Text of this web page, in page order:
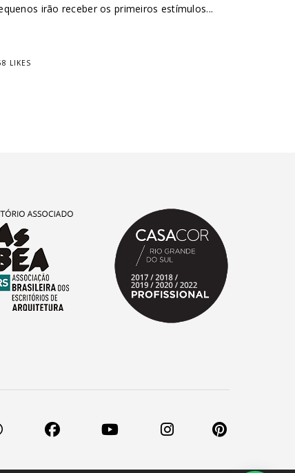
irão receber os primeiros estímulos...
LIKES